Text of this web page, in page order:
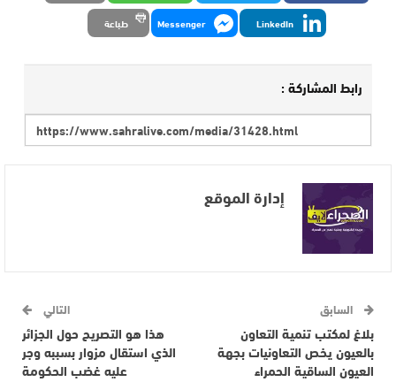
LinkedIn
Messenger طباعة
رابط المشاركة :
إدارة الموقع
السابق
بلاغ لمكتب تنمية التعاون
بالعيون يخص التعاونيات بجهة
العيون الساقية الحمراء
التالي
هذا هو التصريح حول الجزائر
الذي استقال مزوار بسببه وجر
عليه غضب الحكومة